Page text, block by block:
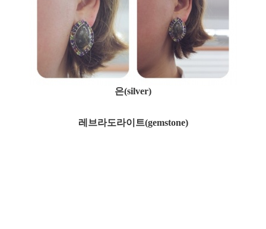
은(silver)
레브라도라이트(gemstone)